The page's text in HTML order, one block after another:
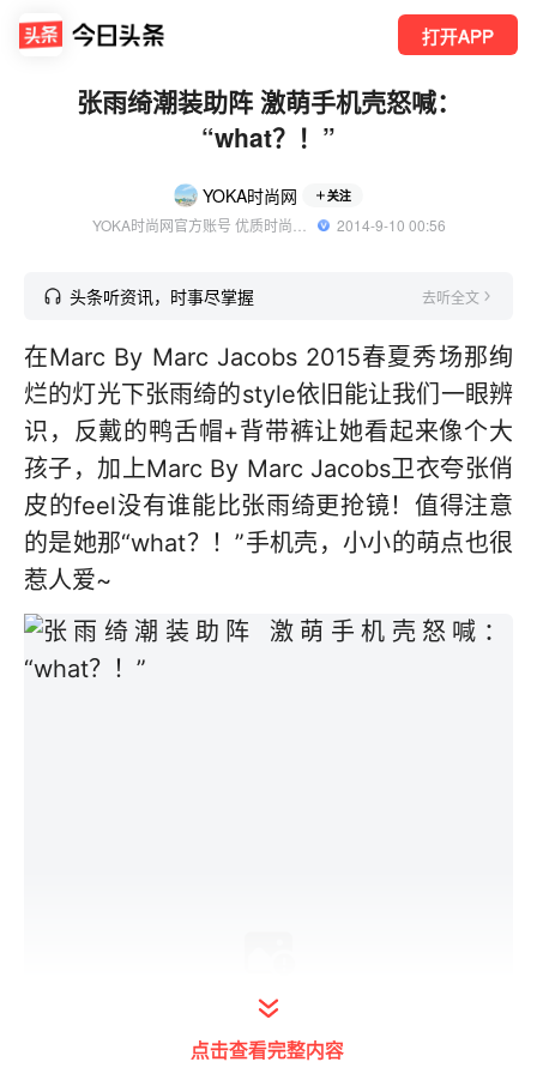
打开APP
张雨绮潮装助阵 激萌手机壳怒喊：
“what？！”
YOKA时尚网 关注
  2014-9-10 00:56
头条听资讯，时事尽掌握 去听全文
在Marc By Marc Jacobs 2015春夏秀场那绚
烂的灯光下张雨绮的style依旧能让我们一眼辨
识，反戴的鸭舌帽+背带裤让她看起来像个大
孩子，加上Marc By Marc Jacobs卫衣夸张俏
皮的feel没有谁能比张雨绮更抢镜！值得注意
的是她那“what？！”手机壳，小小的萌点也很
惹人爱~
点击查看完整内容